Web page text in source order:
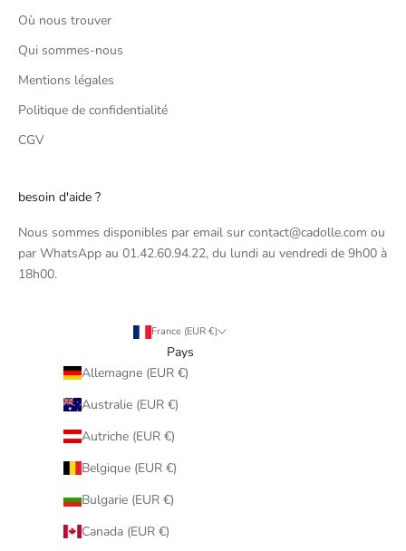
Où nous trouver
Qui sommes-nous
Mentions légales
Politique de confidentialité
CGV
besoin d'aide ?
Nous sommes disponibles par email sur contact@cadolle.com ou
par WhatsApp au 01.42.60.94.22, du lundi au vendredi de 9h00 à
18h00.
France (EUR €)
Pays
Allemagne (EUR €)
Australie (EUR €)
Autriche (EUR €)
Belgique (EUR €)
Bulgarie (EUR €)
Canada (EUR €)